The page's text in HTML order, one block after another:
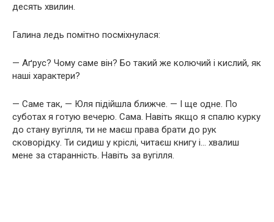
десять хвилин.
Галина ледь помітно посміхнулася:
— Аґрус? Чому саме він? Бо такий же колючий і кислий, як
наші характери?
— Саме так, — Юля підійшла ближче. — І ще одне. По
суботах я готую вечерю. Сама. Навіть якщо я спалю курку
до стану вугілля, ти не маєш права брати до рук
сковорідку. Ти сидиш у кріслі, читаєш книгу і… хвалиш
мене за старанність. Навіть за вугілля.